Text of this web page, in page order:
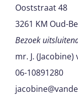
Ooststraat 48
3261 KM Oud-
Bezoek
mr. J.
06-10891280